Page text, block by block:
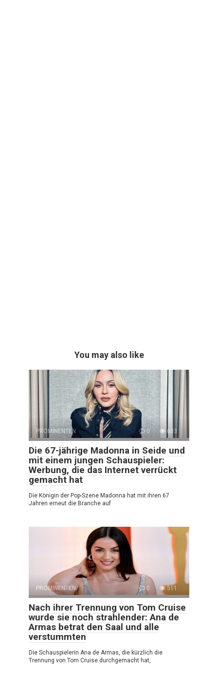
You may also like
PROMINENTEN 0 603
Die 67-jährige Madonna in Seide und
mit einem jungen Schauspieler:
Werbung, die das Internet verrückt
gemacht hat
Die Königin der Pop-Szene Madonna hat mit ihren 67
Jahren erneut die Branche auf
PROMINENTEN 0 511
Nach ihrer Trennung von Tom Cruise
wurde sie noch strahlender: Ana de
Armas betrat den Saal und alle
verstummten
Die Schauspielerin Ana de Armas, die kürzlich die
Trennung von Tom Cruise durchgemacht hat,